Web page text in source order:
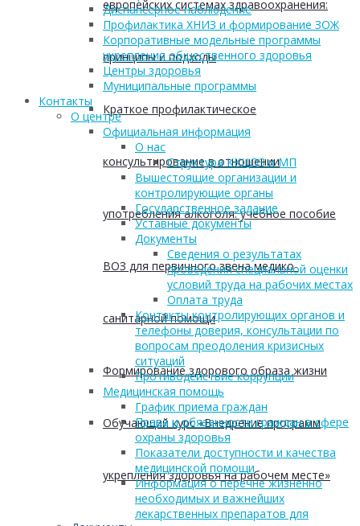
европейских системах здравоохранения:
принципы и подходы
Краткое профилактическое
консультирование в отношении
употребления алкоголя: учебное пособие
ВОЗ для первичного звена медико-
санитарной помощи
Формирование здорового образа жизни
Обучающий курс «Внедрение программ
укрепления здоровья на рабочем месте»
Диспансерное наблюдение
Профилактика ХНИЗ и формирование ЗОЖ
Корпоративные модельные программы
укрепления общественного здоровья
Центры здоровья
Муниципальные программы
Контакты
О центре
Официальная информация
О нас
Структура ККЦОЗ и МП
Вышестоящие организации и
контролирующие органы
Государственное задание
Уставные документы
Документы
Сведения о результатах
проведения специальной оценки
условий труда на рабочих местах
Оплата труда
Контакты контролирующих органов и
телефоны доверия, консультации по
вопросам преодоления кризисных
ситуаций
Противодействие коррупции
Медицинская помощь
График приема граждан
Права и обязанности граждан в сфере
охраны здоровья
Показатели доступности и качества
медицинской помощи
Информация о перечне жизненно
необходимых и важнейших
лекарственных препаратов для